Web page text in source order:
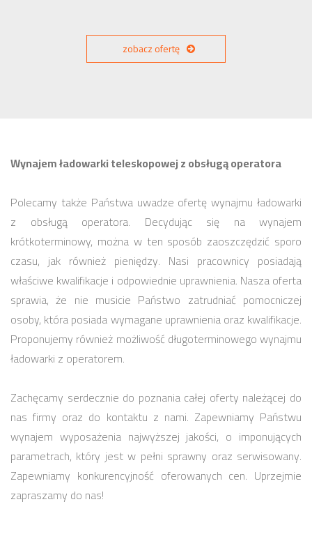
zobacz ofertę
Wynajem ładowarki teleskopowej z obsługą operatora
Polecamy także Państwa uwadze ofertę wynajmu ładowarki
z obsługą operatora. Decydując się na wynajem
krótkoterminowy, można w ten sposób zaoszczędzić sporo
czasu, jak również pieniędzy. Nasi pracownicy posiadają
właściwe kwalifikacje i odpowiednie uprawnienia. Nasza oferta
sprawia, że nie musicie Państwo zatrudniać pomocniczej
osoby, która posiada wymagane uprawnienia oraz kwalifikacje.
Proponujemy również możliwość długoterminowego wynajmu
ładowarki z operatorem.
Zachęcamy serdecznie do poznania całej oferty należącej do
nas firmy oraz do kontaktu z nami. Zapewniamy Państwu
wynajem wyposażenia najwyższej jakości, o imponujących
parametrach, który jest w pełni sprawny oraz serwisowany.
Zapewniamy konkurencyjność oferowanych cen. Uprzejmie
zapraszamy do nas!